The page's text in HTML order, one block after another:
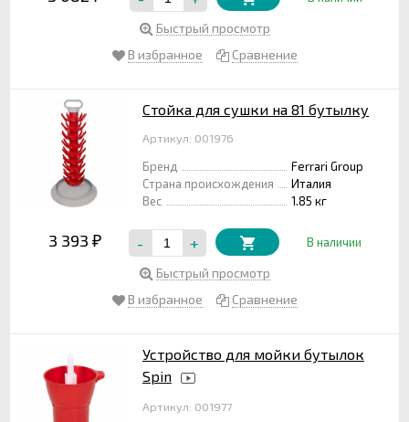
Быстрый просмотр
В избранное
Сравнение
Стойка для сушки на 81 бутылку
Артикул: 001976
Бренд
Ferrari Group
Страна происхождения
Италия
Вес
1.85 кг
3 393 ₽ - + В наличии
Быстрый просмотр
В избранное
Сравнение
Устройство для мойки бутылок
Spin
Артикул: 001977